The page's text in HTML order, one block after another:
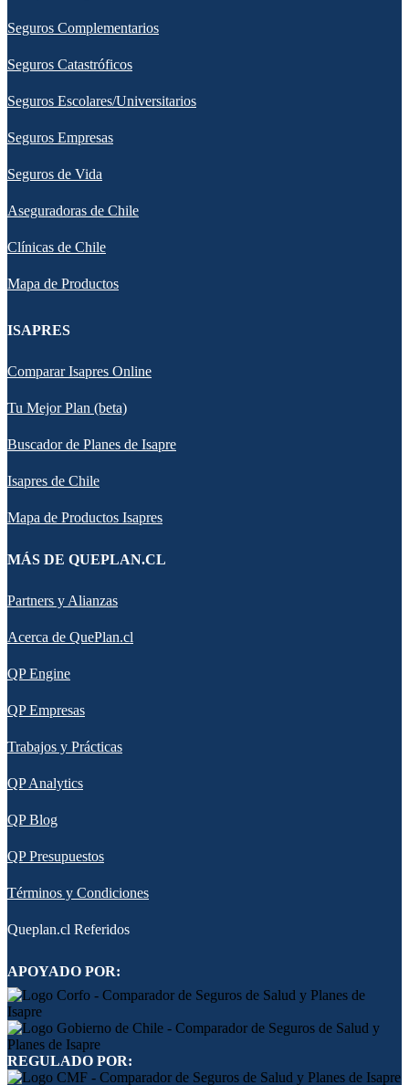
Seguros Complementarios
Seguros Catastróficos
Seguros Escolares/Universitarios
Seguros Empresas
Seguros de Vida
Aseguradoras de Chile
Clínicas de Chile
Mapa de Productos
ISAPRES
Comparar Isapres Online
Tu Mejor Plan (beta)
Buscador de Planes de Isapre
Isapres de Chile
Mapa de Productos Isapres
MÁS DE QUEPLAN.CL
Partners y Alianzas
Acerca de QuePlan.cl
QP Engine
QP Empresas
Trabajos y Prácticas
QP Analytics
QP Blog
QP Presupuestos
Términos y Condiciones
Queplan.cl Referidos
APOYADO POR:
REGULADO POR: